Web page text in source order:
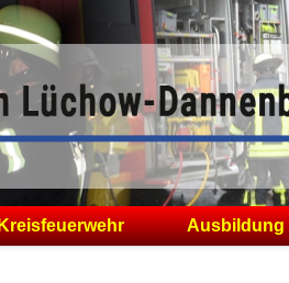
Ausbildung